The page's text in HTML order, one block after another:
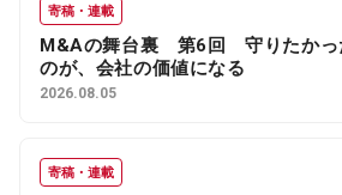
寄稿・連載
M&Aの舞台裏 第6回 守りたかっ
のが、会社の価値になる
2026.08.05
寄稿・連載